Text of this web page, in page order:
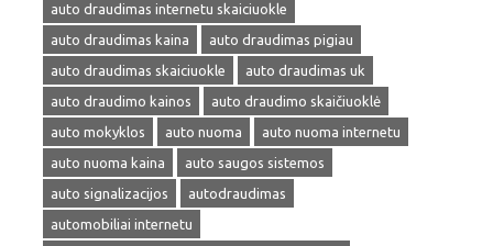
auto draudimas internetu skaiciuokle
auto draudimas kaina
auto draudimas pigiau
auto draudimas skaiciuokle
auto draudimas uk
auto draudimo kainos
auto draudimo skaičiuoklė
auto mokyklos
auto nuoma
auto nuoma internetu
auto nuoma kaina
auto saugos sistemos
auto signalizacijos
autodraudimas
automobiliai internetu